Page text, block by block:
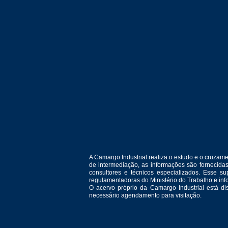
A Camargo Industrial realiza o estudo e o
de intermediação, as informações são
consultores e técnicos especializados. Esse
regulamentadoras do Ministério do Trabalho e
O acervo próprio da Camargo Industrial está
necessário agendamento para visitação.